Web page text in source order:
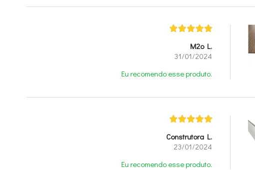
M2o L.
31/01/2024
Eu recomendo esse produto.
Construtora L.
23/01/2024
Eu recomendo esse produto.